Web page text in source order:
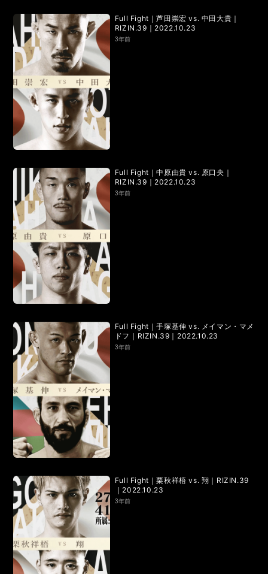
Full Fight｜芦田崇宏 vs. 中田大貴｜
RIZIN.39｜2022.10.23
3年前
Full Fight｜中原由貴 vs. 原口央｜
RIZIN.39｜2022.10.23
3年前
Full Fight｜手塚基伸 vs. メイマン・マメ
ドフ｜RIZIN.39｜2022.10.23
3年前
Full Fight｜栗秋祥梧 vs. 翔｜RIZIN.39
｜2022.10.23
3年前